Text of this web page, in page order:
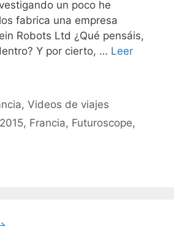
un poco he
fabrica una empresa
Robots Ltd ¿Qué pensáis,
Y por cierto, … Leer
,Videos de viajes
, Francia, Futuroscope,